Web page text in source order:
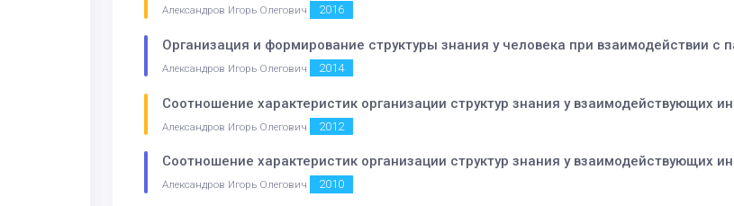
Александров Игорь Олегович 2016
Организация и формирование структуры знания у человека при взаимодействии
Александров Игорь Олегович 2014
Соотношение характеристик организации структур знания у взаимодействующих
Александров Игорь Олегович 2012
Соотношение характеристик организации структур знания у взаимодействующих
Александров Игорь Олегович 2010